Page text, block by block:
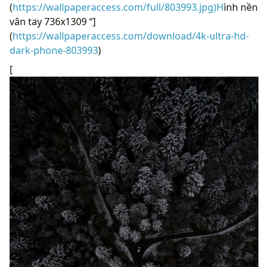
(https://wallpaperaccess.com/full/803993.jpg)Hình nền
vân tay 736x1309 “]
(https://wallpaperaccess.com/download/4k-ultra-hd-
dark-phone-803993)
[